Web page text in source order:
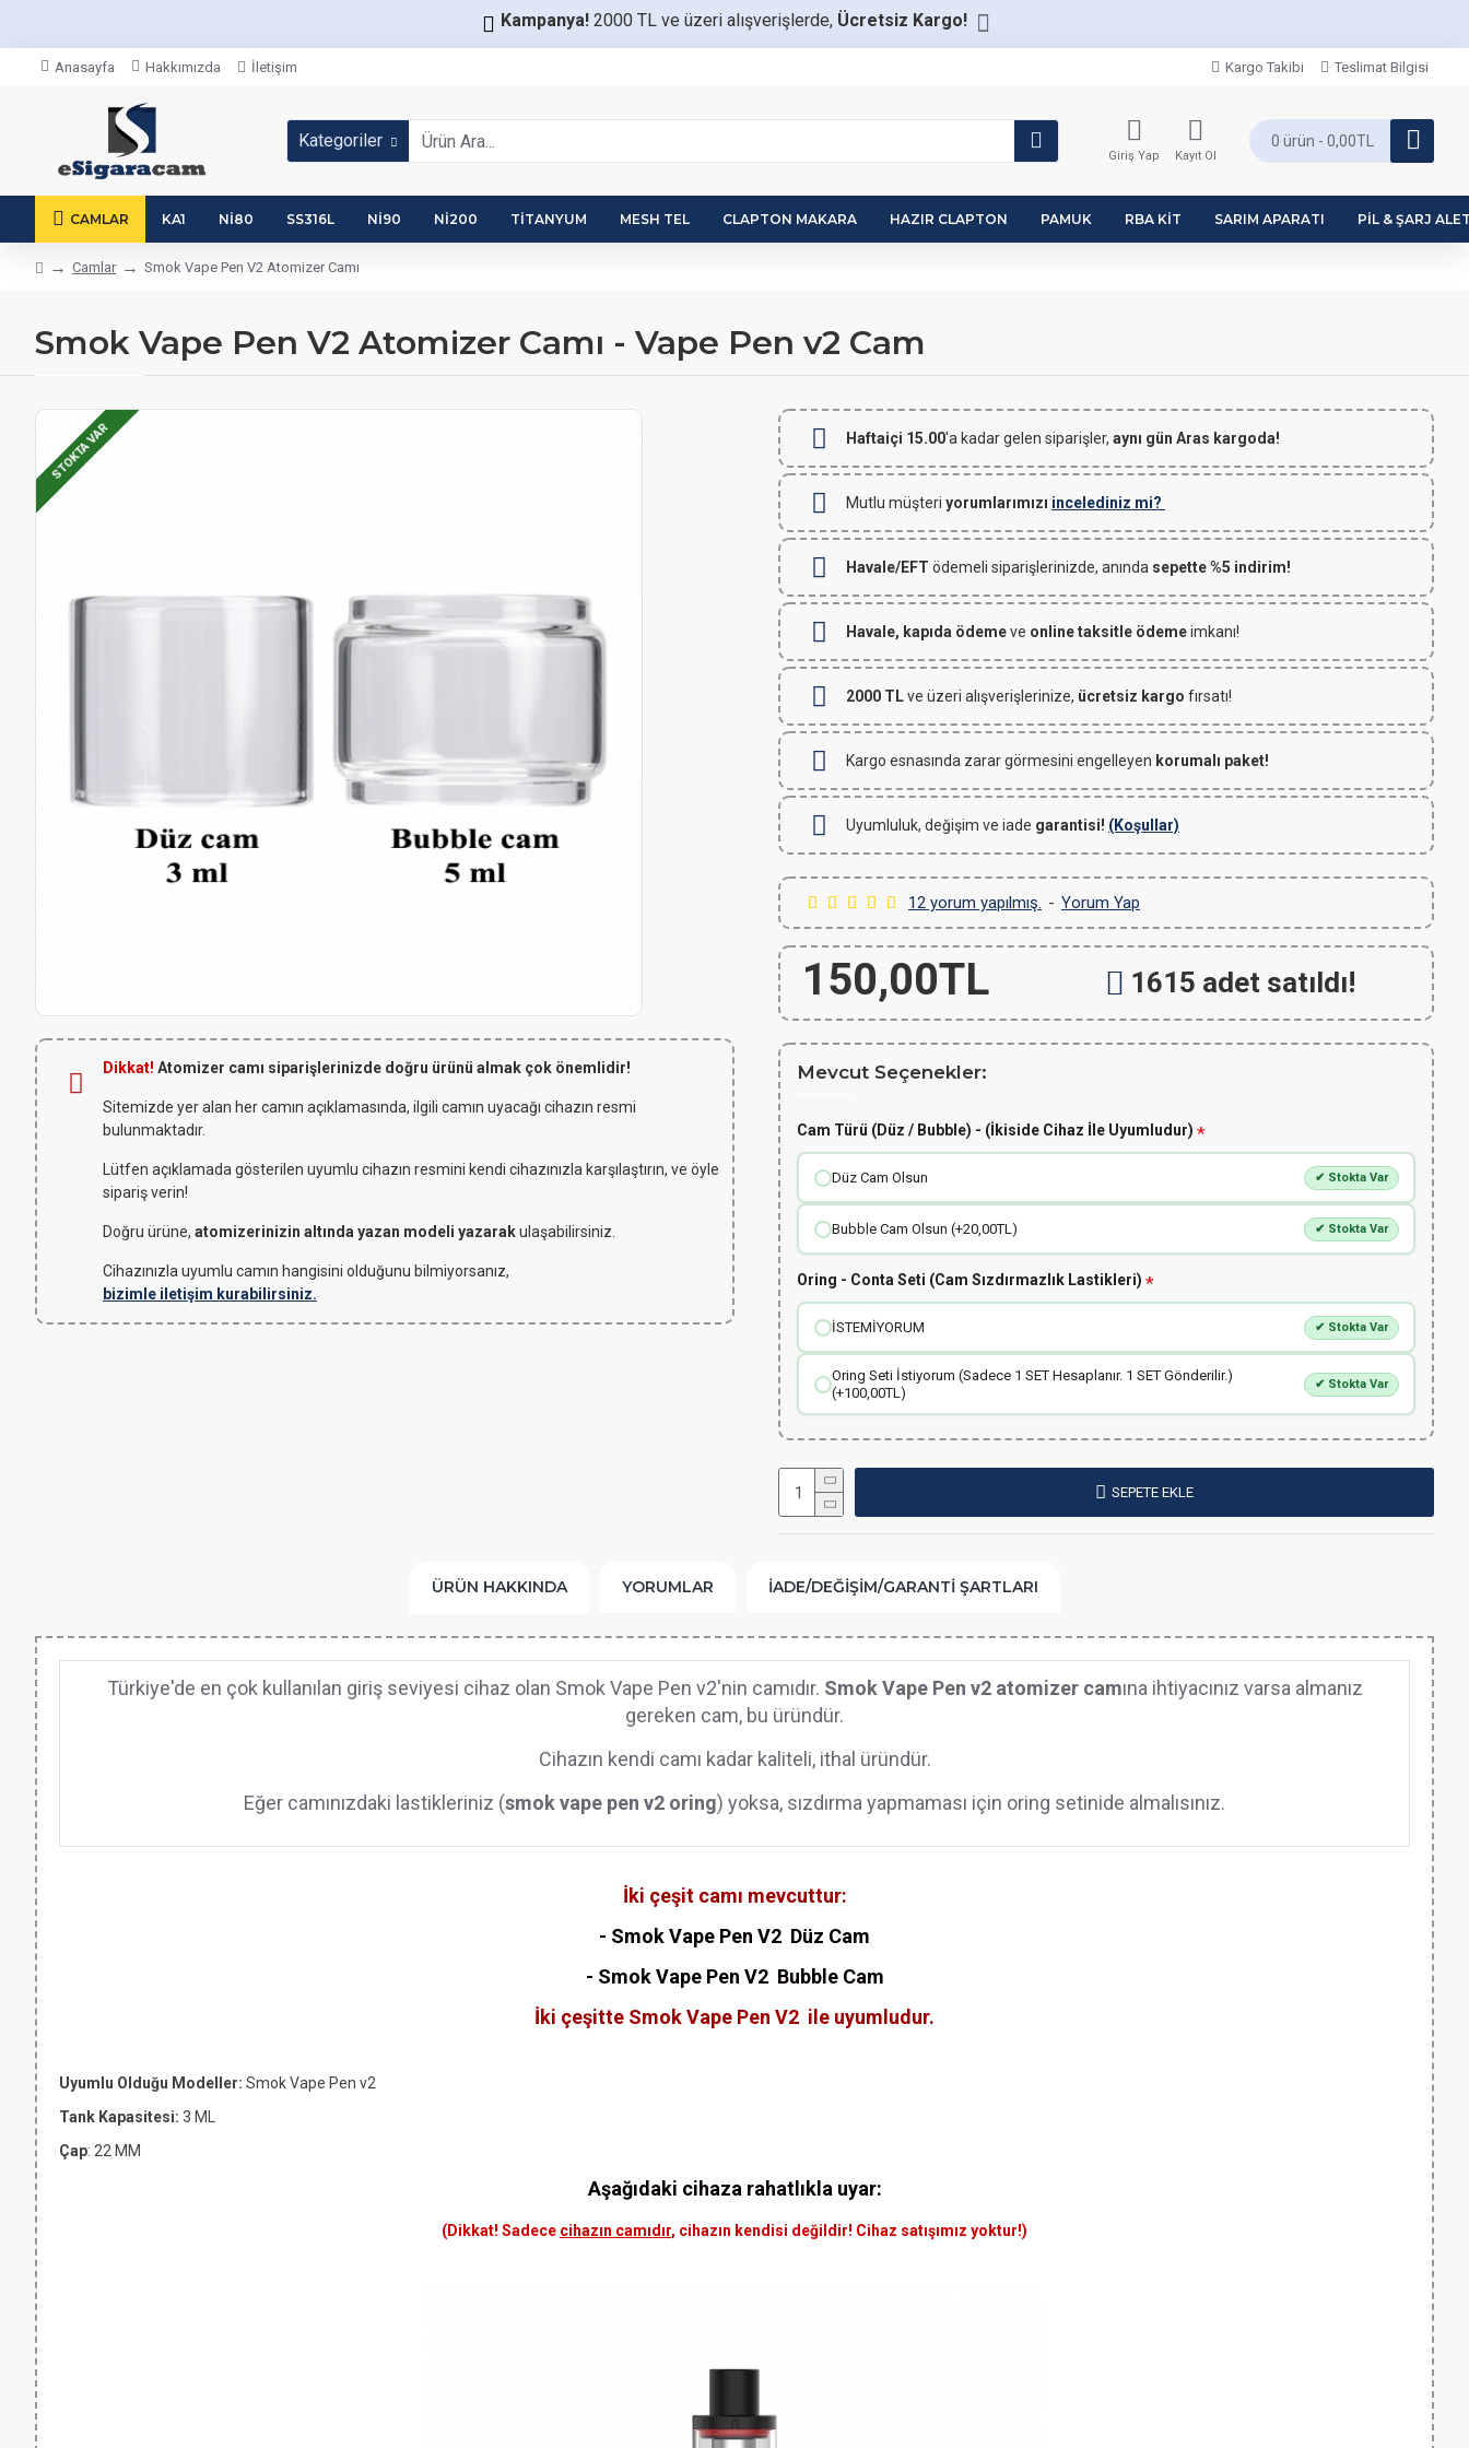
Kampanya! 2000 TL ve üzeri alışverişlerde, Ücretsiz Kargo!
Anasayfa Hakkımızda İletişim Kargo Takibi Teslimat Bilgisi
Kategoriler
Giriş Yap Kayıt Ol
0 ürün - 0,00TL
CAMLAR KA1 NI80 SS316L NI90 NI200 TITANYUM MESH TEL CLAPTON MAKARA HAZIR CLAPTON PAMUK RBA KIT SARIM APARATI PIL & ŞARJ
Camlar Smok Vape Pen V2 Atomizer Camı
Smok Vape Pen V2 Atomizer Camı - Vape Pen v2 Cam
STOKTA VAR
Dikkat! Atomizer camı siparişlerinizde doğru ürünü almak çok önemlidir!
Sitemizde yer alan her camın açıklamasında, ilgili camın uyacağı cihazın resmi
bulunmaktadır.
Lütfen açıklamada gösterilen uyumlu cihazın resmini kendi cihazınızla karşılaştırın, ve öyle
sipariş verin!
Doğru ürüne, atomizerinizin altında yazan modeli yazarakulaşabilirsiniz.
Cihazınızla uyumlu camın hangisini olduğunu bilmiyorsanız,
bizimle iletişim kurabilirsiniz.
Haftaiçi 15.00'a kadar gelen siparişler, aynı gün Aras kargoda!
Mutlu müşteri yorumlarımızı incelediniz mi?
Havale/EFT ödemeli siparişlerinizde, anında sepette %5 indirim!
Havale, kapıda ödemeve online taksitle ödemeimkanı!
2000 TLve üzeri alışverişlerinize, ücretsiz kargo fırsatı!
Kargo esnasında zarar görmesini engelleyen korumalı paket!
Uyumluluk, değişim ve iade garantisi! (Koşullar)
12 yorum yapılmış. - Yorum Yap
150,00TL 1615 adet satıldı!
Mevcut Seçenekler:
Cam Türü (Düz / Bubble) - (İkiside Cihaz İle Uyumludur)
Düz Cam Olsun ✔ Stokta Var
Bubble Cam Olsun (+20,00TL) ✔ Stokta Var
Oring - Conta Seti (Cam Sızdırmazlık Lastikleri)
İSTEMİYORUM ✔ Stokta Var
Oring Seti İstiyorum (Sadece 1 SET Hesaplanır. 1 SET Gönderilir.)
(+100,00TL)
✔ Stokta Var
SEPETE EKLE
ÜRÜN HAKKINDA YORUMLAR İADE/DEĞIŞIM/GARANTI ŞARTLARI
Türkiye'de en çok kullanılan giriş seviyesi cihaz olan Smok Vape Pen v2'nin camıdır. Smok Vape Pen v2 atomizer camına ihtiyacınız varsa almanız
gereken cam, bu üründür.
Cihazın kendi camı kadar kaliteli, ithal üründür.
Eğer camınızdaki lastikleriniz (smokvape pen v2 oring) yoksa, sızdırma yapmaması için oring setinide almalısınız.
İki çeşit camı mevcuttur:
- Smok Vape Pen V2 Düz Cam
- Smok Vape Pen V2 Bubble Cam
İki çeşitte Smok Vape Pen V2 ile uyumludur.
Uyumlu Olduğu Modeller: Smok Vape Pen v2
Tank Kapasitesi: 3 ML
Çap: 22 MM
Aşağıdaki cihaza rahatlıkla uyar:
(Dikkat! Sadece cihazın camıdır, cihazın kendisi değildir! Cihaz satışımız yoktur!)